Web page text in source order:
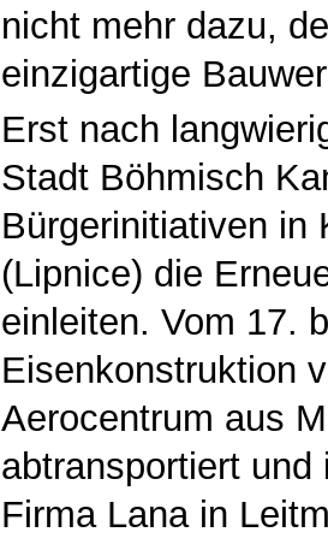
nicht mehr dazu,
einzigartige
Erst nach
Stadt Böhmisch
Bürgerinitiativen in
(Lipnice) die
einleiten. Vom 17.
Eisenkonstruktion
Aerocentrum aus
abtransportiert
Firma Lana in